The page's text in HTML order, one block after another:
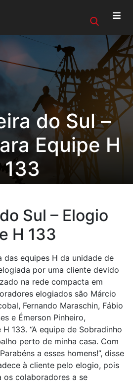
do Sul –
Equipe H
133
Sul – Elogio
H 133
das equipes H da unidade de
por uma cliente devido
na rede compacta em
elogiados são Márcio
Fernando Maraschin, Fábio
e Émerson Pinheiro,
133. “A equipe de Sobradinho
perto de minha casa. Com
a esses homens!”, disse
à cliente pelo elogio, pois
os colaboradores a se